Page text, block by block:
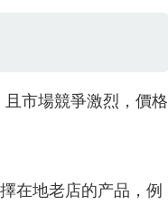
市場競爭激烈，價格
在地老店的产品，例